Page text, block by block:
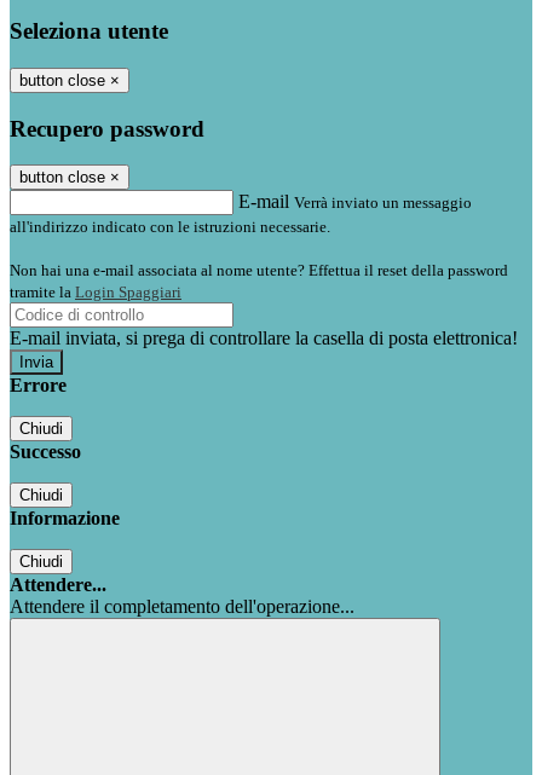
Seleziona utente
button close ×
Recupero password
button close ×
E-mail Verrà inviato un messaggio
all'indirizzo indicato con le istruzioni necessarie.
Non hai una e-mail associata al nome utente? Effettua il reset della password
tramite la Login Spaggiari
E-mail inviata, si prega di controllare la casella di posta elettronica!
Errore
Chiudi
Successo
Chiudi
Informazione
Chiudi
Attendere...
Attendere il completamento dell'operazione...